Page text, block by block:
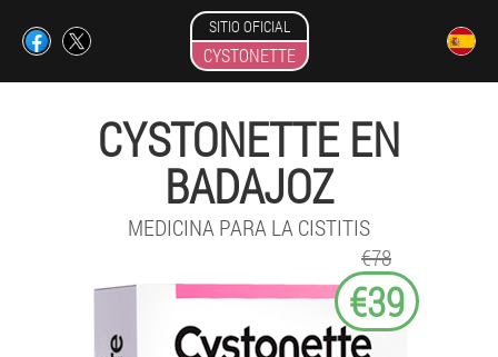
SITIO OFICIAL
CYSTONETTE
CYSTONETTE EN
BADAJOZ
MEDICINA PARA LA CISTITIS
€78
€39